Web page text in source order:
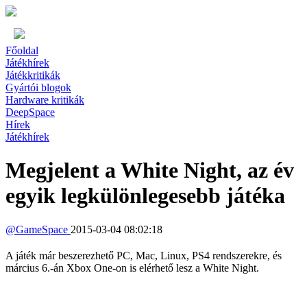
Főoldal
Játékhírek
Játékkritikák
Gyártói blogok
Hardware kritikák
DeepSpace
Hírek
Játékhírek
Megjelent a White Night, az év
egyik legkülönlegesebb játéka
@GameSpace 2015-03-04 08:02:18
A játék már beszerezhető PC, Mac, Linux, PS4 rendszerekre, és
március 6.-án Xbox One-on is elérhető lesz a White Night.